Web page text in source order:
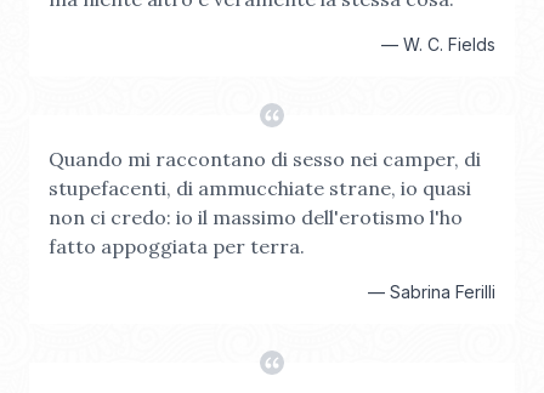
— W. C. Fields
Quando mi raccontano di sesso nei camper, di
stupefacenti, di ammucchiate strane, io quasi
non ci credo: io il massimo dell'erotismo l'ho
fatto appoggiata per terra.
— Sabrina Ferilli